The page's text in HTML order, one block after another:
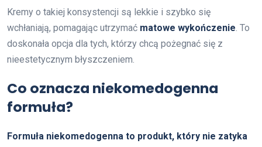
Kremy o takiej konsystencji są lekkie i szybko się
wchłaniają, pomagając utrzymać matowe wykończenie. To
doskonała opcja dla tych, którzy chcą pożegnać się z
nieestetycznym błyszczeniem.
Co oznacza niekomedogenna
formuła?
Formuła niekomedogenna to produkt, który nie zatyka